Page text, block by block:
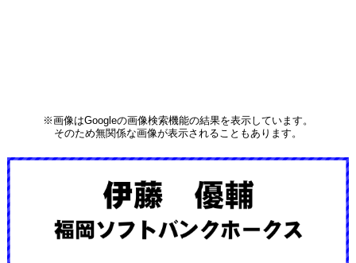
※画像はGoogleの画像検索機能の結果を表示しています。
そのため無関係な画像が表示されることもあります。